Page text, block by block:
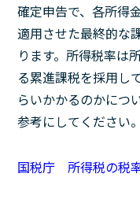
確定申告で、各所得
適用させた最終的な
ります。所得税率は
る累進課税を採用し
らいかかるのかにつ
参考にしてください。
国税庁 所得税の税